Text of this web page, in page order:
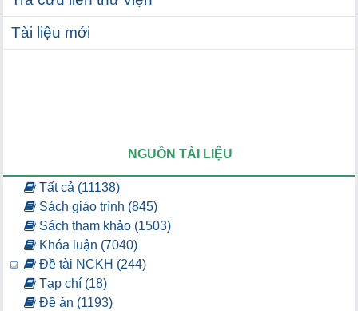
Tài liệu mới
NGUỒN TÀI LIỆU
Tất cả (11138)
Sách giáo trình (845)
Sách tham khảo (1503)
Khóa luận (7040)
Đề tài NCKH (244)
Tạp chí (18)
Đề án (1193)